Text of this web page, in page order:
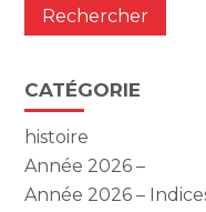
CATÉGORIE
histoire
Année 2026 –
Année 2026 –